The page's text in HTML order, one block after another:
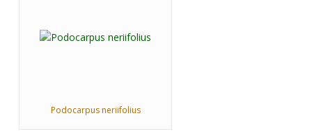
Podocarpus neriifolius